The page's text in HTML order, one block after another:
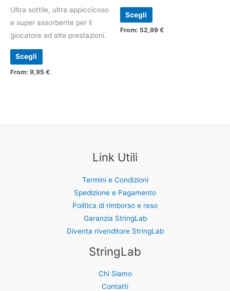
pagina
del
prodotto
pagina
del
prodotto
Ultra sottile, ultra appiccicoso
e super assorbente per il
giocatore ad alte prestazioni.
Scegli
varianti.
Le
opzioni
essere
From: 9,95 €
Scegli
Le
From: 52,99 €
Link Utili
Termini e Condizioni
Spedizione e Pagamento
Politica di rimborso e reso
Garanzia StringLab
Diventa rivenditore StringLab
StringLab
Chi Siamo
Contatti